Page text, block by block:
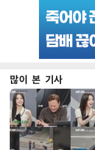
많이 본 기사